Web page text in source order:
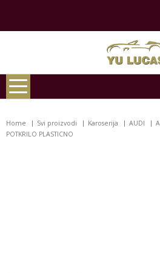
Home Svi proizvodi Karoserija AUDI
POTKRILO PLASTICNO